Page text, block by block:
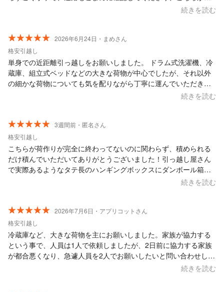
中にメッセージを送ってしまった際もすぐに対応してくださいま
さり、本当に助かりました。 作業の進め方の相談にも優しく寄り
添っていただき、感謝しかありません。 ​とても丁寧で、間違いな
くプロフェッショナルな方です。また機会があればぜひお願いし
たいです。 本当にありがとうございました！
続きを読む
2026年6月24日・まめさん
格安引越し
単身での近距離引っ越しをお願いしました。 ドラム式洗濯機、冷
蔵庫、組立式ベッドなどの大きな荷物が中心でしたが、それ以外
の細かな荷物についても気を配りながら丁寧に運んでいただきま
よく、力仕事も安心してお任せでき、しかも荷物の扱いは丁寧。
スピードと丁寧さをここまで両立されている方は初めてでした。
また、お人柄もとても良く、安心して引っ越しを進めることがで
きました。料金以上の価値を感じるサービスだったと思います。
引っ越しを検討されている方には自信を持っておすすめできま
す。また機会があればぜひお願いしたいです。本当にありがとう
続きを読む
3週間前・匿名さん
格安引越し
こちらが荷作りが完全に終わってないのに関わらず、積められる
だけ積んでいただいてありがとうございました！引っ越し屋さん
で実際あるようなタテ長のハンギングボックスにダンボール箱か
らあぶれて詰められてない突っ張り棒や傘などを詰めていただい
にありましたが、積載量としては女性の1人暮らし分です。残った
物を実家の車に載せました。しかしお一人で全部積んでいただい
てこの金額なら妥当かなと思いました。暑いなかありがとうござ
いました！
続きを読む
2026年7月6日・アプリコットさん
格安引越し
冷蔵庫など、大きな荷物を主にお願いしました。家族が協力する
という事で、人員は1人で依頼しましたが、2日前に協力する家族
が都合悪くなり、急遽人員を2人でお願いしたいと問い合わせしま
した。こちらの無理な要請に快く応じてくださいました。 当日は
続きを読む